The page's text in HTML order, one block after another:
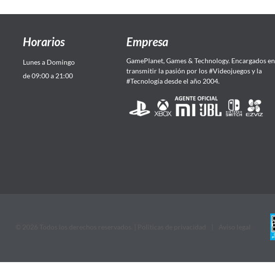
Horarios
Lunes a Domingo
de 09:00 a 21:00
Empresa
GamePlanet, Games & Technology. Encargados en
transmitir la pasión por los #Videojuegos y la
#Tecnología desde el año 2004.